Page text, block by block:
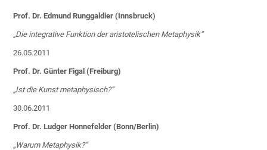
Prof. Dr. Edmund Runggaldier (Innsbruck)
„Die integrative Funktion der aristotelischen Metaphysik”
26.05.2011
Prof. Dr. Günter Figal (Freiburg)
„Ist die Kunst metaphysisch?”
30.06.2011
Prof. Dr. Ludger Honnefelder (Bonn/Berlin)
„Warum Metaphysik?”